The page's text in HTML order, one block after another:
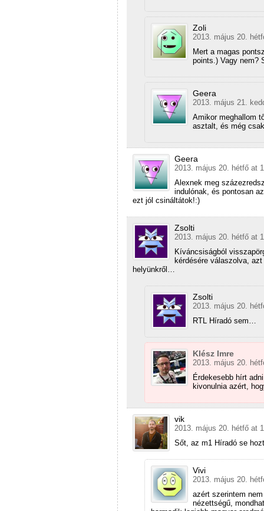
Zoli
2013. május 20.
Mert a magas
points.) Vagy nem?
Geera
2013. május 21.
Amikor meghallom
asztalt, és még
Geera
2013. május 20. hétfő at
Alexnek meg
indulónak, és pontosan
ezt jól csináltátok!:)
Zsolti
2013. május 20. hétfő at
Kíváncsiságból
kérdésére válaszolva,
helyünkről…
Zsolti
2013. május 20.
RTL Híradó sem…
Klész Imre
2013. május 20.
Érdekesebb hírt
kivonulnia azért,
vik
2013. május 20. hétfő at
Sőt, az m1 Híradó se
Vivi
2013. május 20.
azért szerintem
nézettségű,